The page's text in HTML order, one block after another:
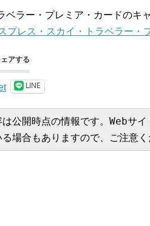
ベラー・プレミア・カードのキ
プレス・スカイ・トラベラー・
アする
LINE
公開時点の情報です。Webサ
場合もありますので、ご注意く